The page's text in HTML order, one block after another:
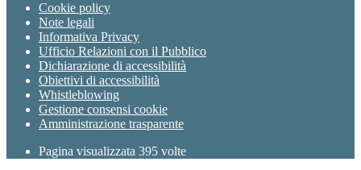
Cookie policy
Note legali
Informativa Privacy
Ufficio Relazioni con il Pubblico
Dichiarazione di accessibilità
Obiettivi di accessibilità
Whistleblowing
Gestione consensi cookie
Amministrazione trasparente
Pagina visualizzata 395 volte